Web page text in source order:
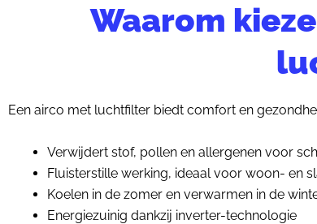
Waarom
Een airco met luchtfilter biedt comfort en
Verwijdert stof, pollen en allergenen voor
Fluisterstille werking, ideaal voor woon- en
Koelen in de zomer en verwarmen in de
Energiezuinig dankzij inverter-technologie